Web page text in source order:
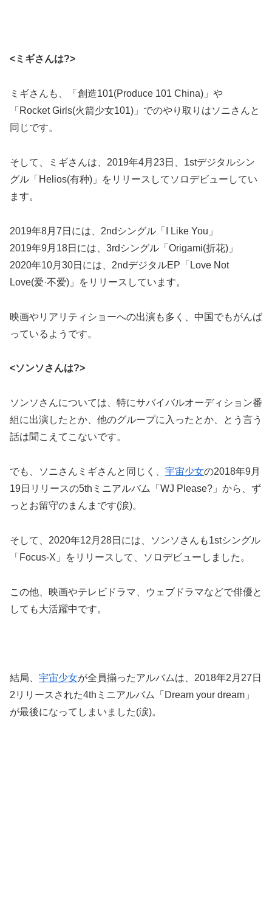
<ミギさんは?>
ミギさんも、「創造101(Produce 101 China)」や
「Rocket Girls(火箭少女101)」でのやり取りはソニさんと
同じです。
そして、ミギさんは、2019年4月23日、1stデジタルシン
グル「Helios(有种)」をリリースしてソロデビューしてい
ます。
2019年8月7日には、2ndシングル「I Like You」
2019年9月18日には、3rdシングル「Origami(折花)」
2020年10月30日には、2ndデジタルEP「Love Not
Love(爱·不爱)」をリリースしています。
映画やリアリティショーへの出演も多く、中国でもがんば
っているようです。
<ソンソさんは?>
ソンソさんについては、特にサバイバルオーディション番
組に出演したとか、他のグループに入ったとか、とう言う
話は聞こえてこないです。
でも、ソニさんミギさんと同じく、 宇宙少女の2018年9月
19日リリースの5thミニアルバム「WJ Please?」から、ず
っとお留守のまんまです(涙)。
そして、2020年12月28日には、ソンソさんも1stシングル
「Focus-X」をリリースして、ソロデビューしました。
この他、映画やテレビドラマ、ウェブドラマなどで俳優と
しても大活躍中です。
結局、 宇宙少女が全員揃ったアルバムは、2018年2月27日
2リリースされた4thミニアルバム「Dream your dream」
が最後になってしまいました(涙)。